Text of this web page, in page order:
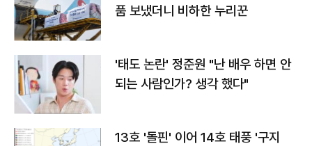
품 보냈더니 비하한 누리꾼
'태도 논란' 정준원 "난 배우 하면 안
되는 사람인가? 생각 했다"
13호 '돌핀' 이어 14호 태풍 '구지